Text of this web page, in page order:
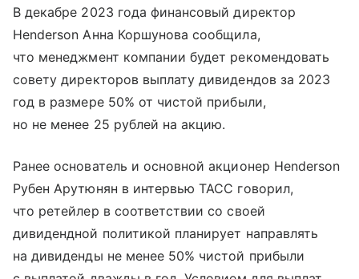
В декабре 2023 года финансовый директор
Henderson Анна Коршунова сообщила,
что менеджмент компании будет рекомендовать
совету директоров выплату дивидендов за 2023
год в размере 50% от чистой прибыли,
но не менее 25 рублей на акцию.
Ранее основатель и основной акционер Henderson
Рубен Арутюнян в интервью ТАСС говорил,
что ретейлер в соответствии со своей
дивидендной политикой планирует направлять
на дивиденды не менее 50% чистой прибыли